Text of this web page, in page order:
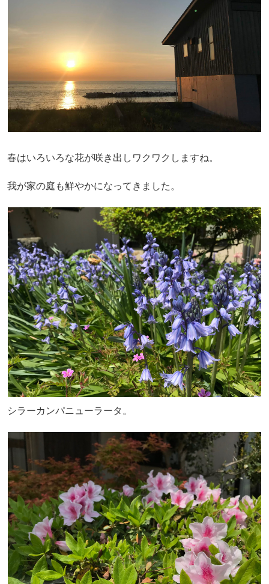
春はいろいろな花が咲き出しワクワクしますね。
我が家の庭も鮮やかになってきました。
シラーカンパニューラータ。